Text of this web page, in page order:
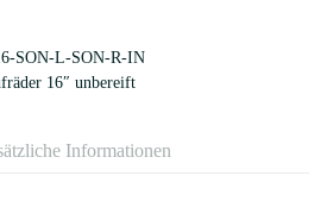
SON-L-SON-R-IN
16″ unbereift
Informationen